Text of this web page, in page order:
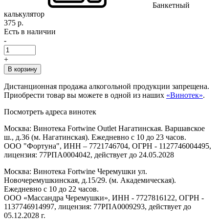
Банкетный
калькулятор
375 р.
Есть в наличии
-
+
В корзину
Дистанционная продажа алкогольной продукции запрещена.
Приобрести товар вы можете в одной из наших «Винотек».
Посмотреть адреса винотек
Москва: Винотека Fortwine Outlet Нагатинская. Варшавское
ш., д.36 (м. Нагатинская). Ежедневно с 10 до 23 часов.
ООО "Фортуна", ИНН – 7721746704, ОГРН - 1127746004495,
лицензия: 77РПА0004042, действует до 24.05.2028
Москва: Винотека Fortwine Черемушки ул.
Новочеремушкинская, д.15/29. (м. Академическая).
Ежедневно с 10 до 22 часов.
ООО «Массандра Черемушки», ИНН - 7727816122, ОГРН -
1137746914997, лицензия: 77РПА0009293, действует до
05.12.2028 г.